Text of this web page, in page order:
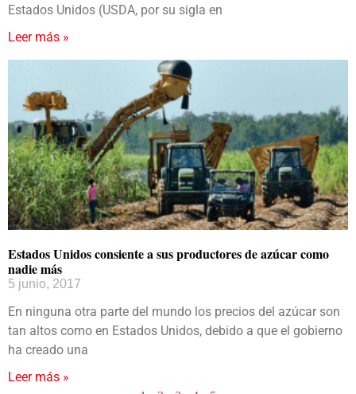
Estados Unidos (USDA, por su sigla en
Leer más »
Estados Unidos consiente a sus productores de azúcar como
nadie más
5 junio, 2017
En ninguna otra parte del mundo los precios del azúcar son
tan altos como en Estados Unidos, debido a que el gobierno
ha creado una
Leer más »